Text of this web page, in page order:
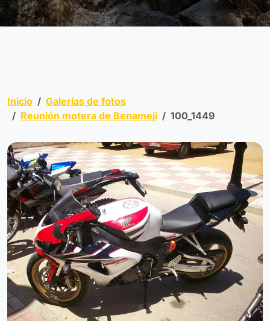
Inicio
Galerías de fotos
Reunión motera de Benameji
100_1449